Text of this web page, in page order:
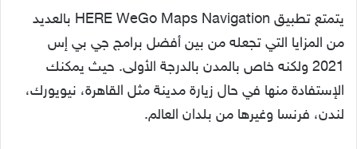
يتمتع تطبيق HERE WeGo Maps Navigation‏ بالعديد
من المزايا التي تجعله من بين أفضل برامج جي بي إس
2021 ولكنه خاص بالمدن بالدرجة الأولى. حيث يمكنك
الإستفادة منها في حال زيارة مدينة مثل القاهرة، نيويورك،
لندن، فرنسا وغيرها من بلدان العالم.